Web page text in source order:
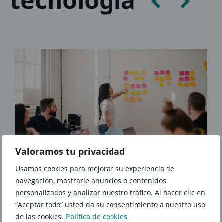
Valoramos tu privacidad
Usamos cookies para mejorar su experiencia de
navegación, mostrarle anuncios o contenidos
personalizados y analizar nuestro tráfico. Al hacer clic en
“Aceptar todo” usted da su consentimiento a nuestro uso
de las cookies. Política de cookies
Advanced Factories 2024